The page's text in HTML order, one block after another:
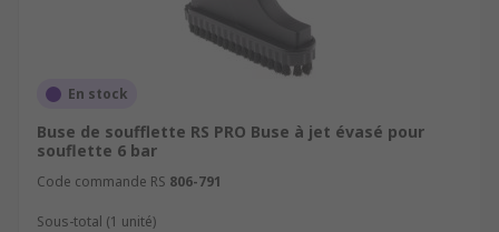
En stock
Buse de soufflette RS PRO Buse à jet évasé pour
souflette 6 bar
Code commande RS 806-791
Sous-total (1 unité)